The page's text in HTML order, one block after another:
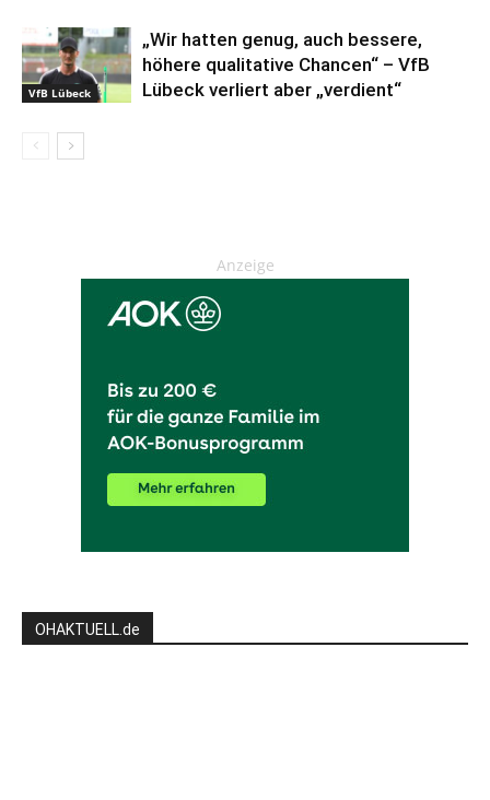
VfB Lübeck
„Wir hatten genug, auch bessere,
höhere qualitative Chancen“ – VfB
Lübeck verliert aber „verdient“
Anzeige
OHAKTUELL.de